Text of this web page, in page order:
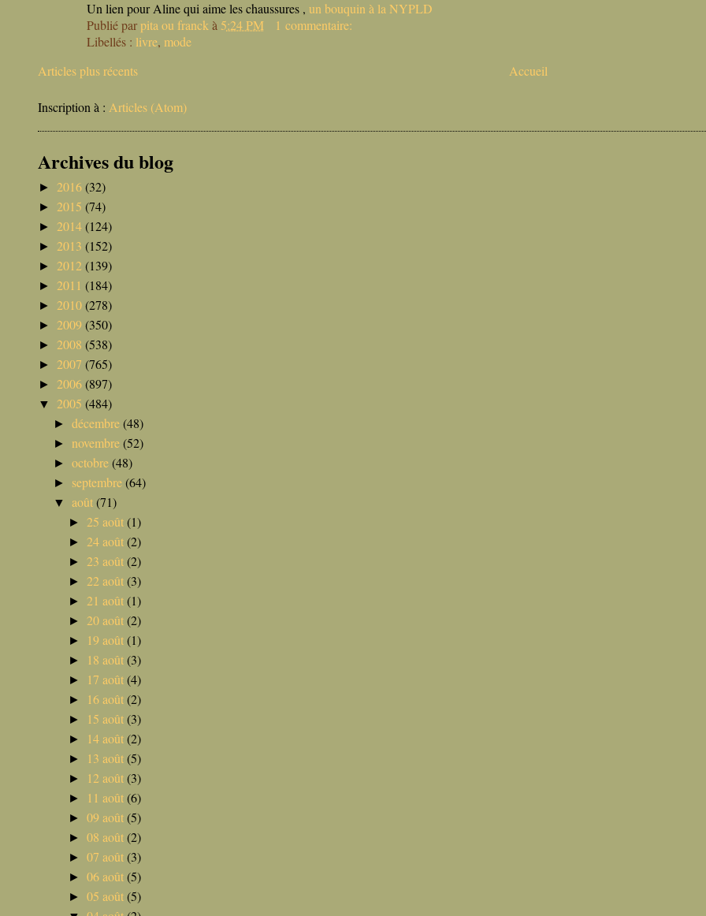
Un lien pour Aline qui aime les chaussures ,un bouquin à la NYPLD
Publié parpita ou franck à 5:24 PM
1 commentaire:
Libellés : livre, mode
Articles plus récents
Accueil
Inscription à : Articles (Atom)
Archives du blog
► 2016(32)
► 2015 (74)
► 2014(124)
► 2013 (152)
► 2012(139)
► 2011 (184)
► 2010(278)
► 2009(350)
► 2008 (538)
► 2007 (765)
► 2006(897)
▼ 2005 (484)
►décembre(48)
► novembre(52)
►octobre(48)
► septembre(64)
▼août(71)
►25 août(1)
►24 août(2)
►23 août(2)
►22 août(3)
►21 août(1)
►20 août(2)
► 19 août(1)
► 18 août(3)
► 17 août(4)
► 16 août(2)
► 15 août(3)
► 14 août(2)
► 13 août(5)
► 12 août(3)
► 11 août(6)
►09 août(5)
►08 août(2)
►07 août(3)
►06 août(5)
►05 août(5)